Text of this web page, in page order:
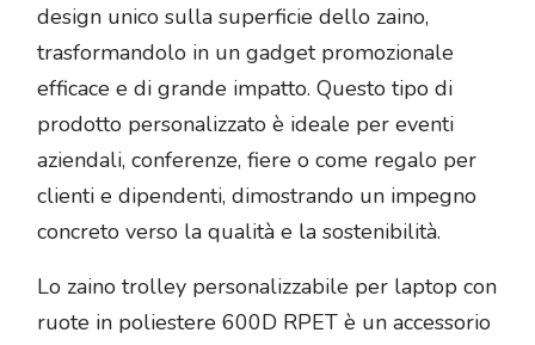
design unico sulla superficie dello zaino,
trasformandolo in un gadget promozionale
efficace e di grande impatto. Questo tipo di
prodotto personalizzato è ideale per eventi
aziendali, conferenze, fiere o come regalo per
clienti e dipendenti, dimostrando un impegno
concreto verso la qualità e la sostenibilità.
Lo zaino trolley personalizzabile per laptop con
ruote in poliestere 600D RPET è un accessorio